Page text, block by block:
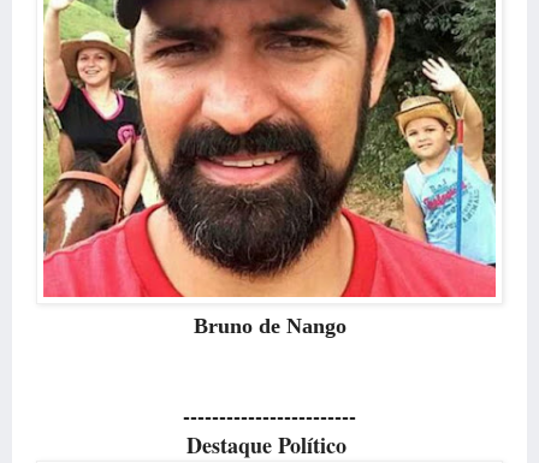
Bruno de Nango
------------------------
Destaque Político